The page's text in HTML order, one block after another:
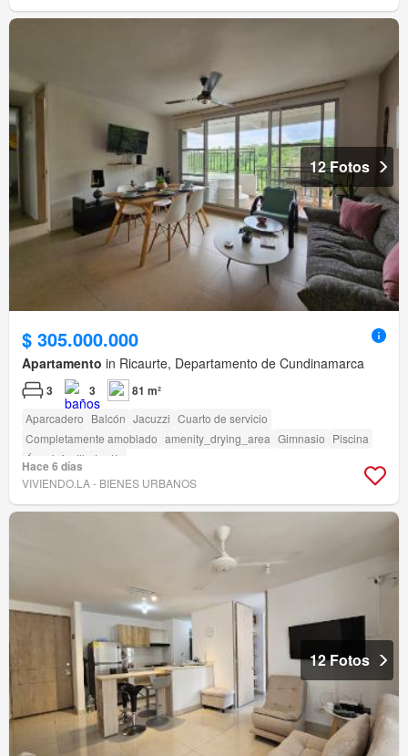
12 Fotos
$ 305.000.000
Apartamento in Ricaurte, Departamento de Cundinamarca
3 3 81 m²
Aparcadero Balcón Jacuzzi Cuarto de servicio
Completamente amoblado amenity_drying_area Gimnasio Piscina
Área infantil
Jardín
Hace 6 días
VIVIENDO.LA - BIENES URBANOS
12 Fotos